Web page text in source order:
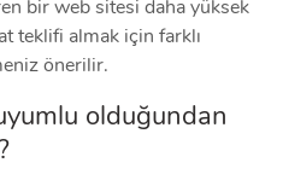
bir web sitesi daha yüksek
teklifi almak için farklı
önerilir.
olduğundan